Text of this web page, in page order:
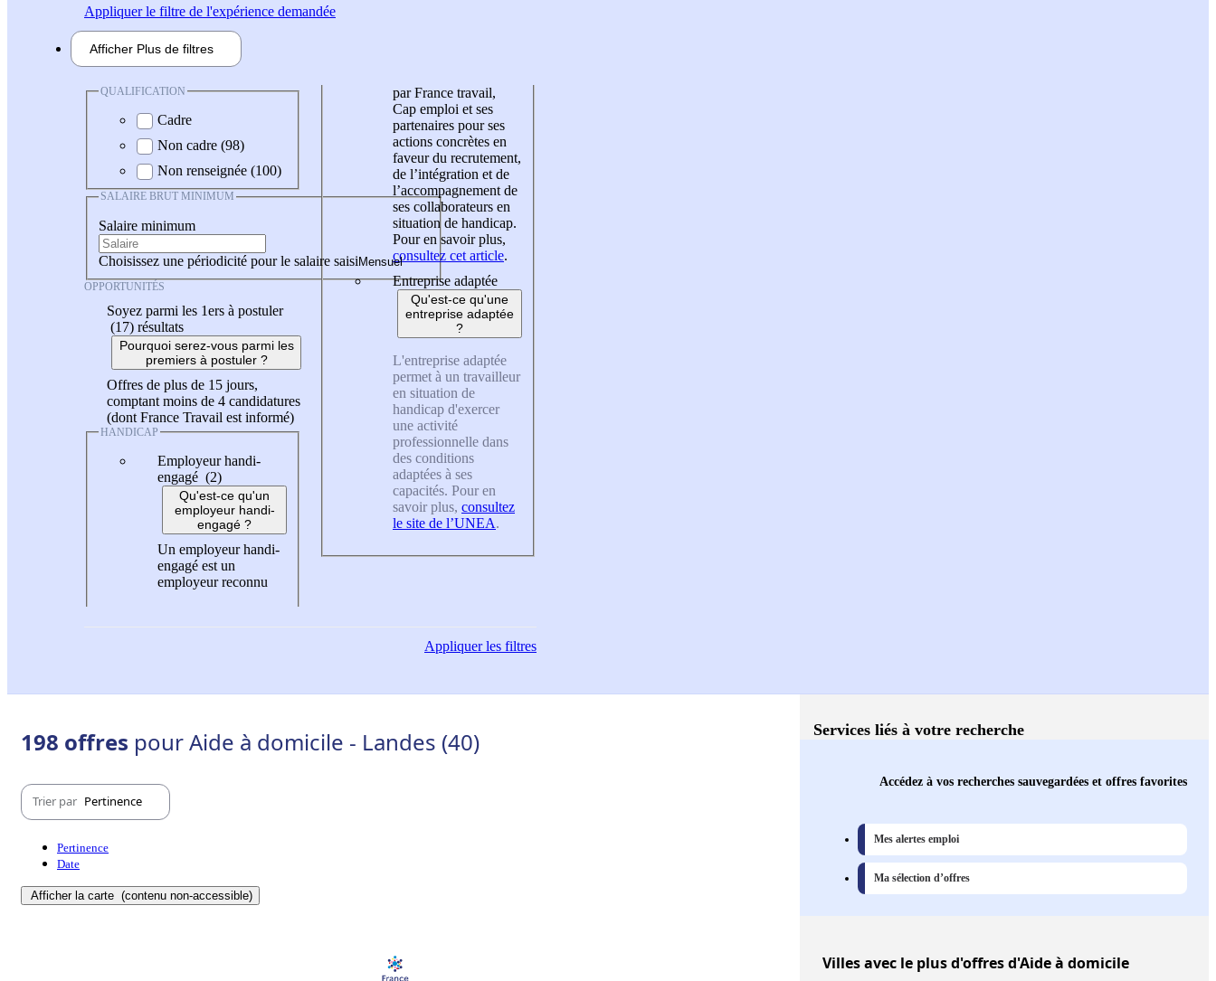
Appliquerle filtre de l'expérience demandée
Afficher Plus de filtres
QUALIFICATION
Cadre
Non cadre (98)
Non renseignée (100)
SALAIRE BRUT MINIMUM
Salaire minimum
Choisissez une périodicité pour le salaire saisi
OPPORTUNITÉS
Soyez parmi les 1ers à postuler
(17) résultats
Pourquoi serez-vous parmi les
premiers à postuler ?
Offres de plus de 15 jours,
comptant moins de 4 candidatures
(dont France Travail est informé)
HANDICAP
Employeur handi-
engagé (2)
Qu'est-ce qu'un
employeur handi-
engagé ?
Un employeur handi-
engagé est un
employeur reconnu
par France travail,
Cap emploi et ses
partenaires pour ses
actions concrètes en
faveur du recrutement,
de l’intégration et de
l’accompagnement de
ses collaborateurs en
situation de handicap.
Pour en savoir plus,
consultez cet article.
Entreprise adaptée
Qu'est-ce qu'une
entreprise adaptée
?
L'entreprise adaptée
permet à un travailleur
en situation de
handicap d'exercer
une activité
professionnelle dans
des conditions
adaptées à ses
capacités. Pour en
savoir plus, consultez
le site de l’UNEA.
Appliquerles filtres
198 offres pour Aide à domicile - Landes (40)
Trier par Pertinence
Pertinence
Date
Afficher la carte (contenu non-accessible)
Services liés à votre recherche
Accédez à vos recherches sauvegardées et offres favorites
Mes alertes emploi
Ma sélection d’offres
Villesavec le plus d'offres d'Aide à domicile